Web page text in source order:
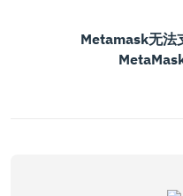
Metamask无法